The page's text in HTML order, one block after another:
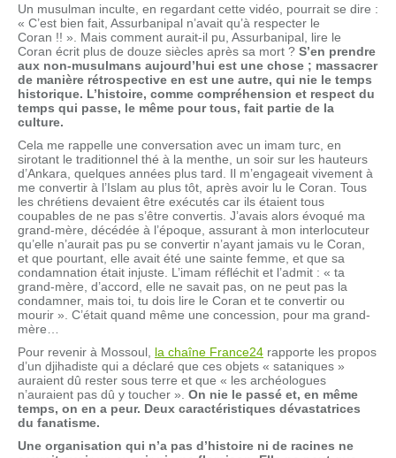
Un musulman inculte, en regardant cette vidéo, pourrait se dire :
« C’est bien fait, Assurbanipal n’avait qu’à respecter le
Coran !! ». Mais comment aurait-il pu, Assurbanipal, lire le
Coran écrit plus de douze siècles après sa mort ? S’en prendre
aux non-musulmans aujourd’hui est une chose ; massacrer
de manière rétrospective en est une autre, qui nie le temps
historique. L’histoire, comme compréhension et respect du
temps qui passe, le même pour tous, fait partie de la
culture.
Cela me rappelle une conversation avec un imam turc, en
sirotant le traditionnel thé à la menthe, un soir sur les hauteurs
d’Ankara, quelques années plus tard. Il m’engageait vivement à
me convertir à l’Islam au plus tôt, après avoir lu le Coran. Tous
les chrétiens devaient être exécutés car ils étaient tous
coupables de ne pas s’être convertis. J’avais alors évoqué ma
grand-mère, décédée à l’époque, assurant à mon interlocuteur
qu’elle n’aurait pas pu se convertir n’ayant jamais vu le Coran,
et que pourtant, elle avait été une sainte femme, et que sa
condamnation était injuste. L’imam réfléchit et l’admit : « ta
grand-mère, d’accord, elle ne savait pas, on ne peut pas la
condamner, mais toi, tu dois lire le Coran et te convertir ou
mourir ». C’était quand même une concession, pour ma grand-
mère…
Pour revenir à Mossoul, la chaîne France24 rapporte les propos
d’un djihadiste qui a déclaré que ces objets « sataniques »
auraient dû rester sous terre et que « les archéologues
n’auraient pas dû y toucher ». On nie le passé et, en même
temps, on en a peur. Deux caractéristiques dévastatrices
du fanatisme.
Une organisation qui n’a pas d’histoire ni de racines ne